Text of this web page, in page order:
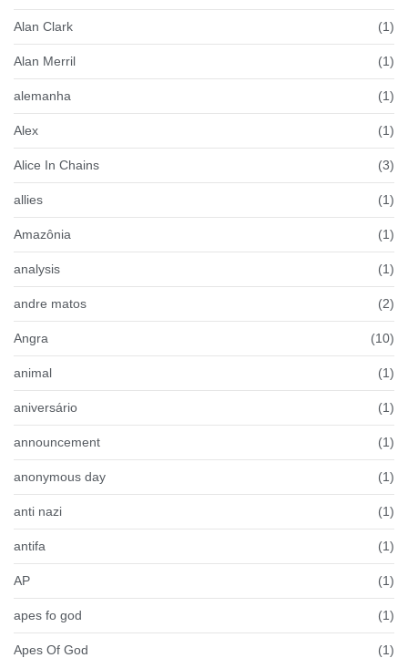
Alan Clark (1)
Alan Merril (1)
alemanha (1)
Alex (1)
Alice In Chains (3)
allies (1)
Amazônia (1)
analysis (1)
andre matos (2)
Angra (10)
animal (1)
aniversário (1)
announcement (1)
anonymous day (1)
anti nazi (1)
antifa (1)
AP (1)
apes fo god (1)
Apes Of God (1)